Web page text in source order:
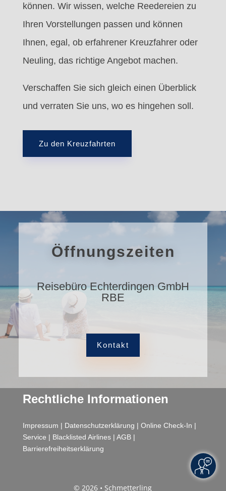
können. Wir wissen, welche Reedereien zu
Ihren Vorstellungen passen und können
Ihnen, egal, ob erfahrener Kreuzfahrer oder
Neuling, das richtige Angebot machen.
Verschaffen Sie sich gleich einen Überblick
und verraten Sie uns, wo es hingehen soll.
Zu den Kreuzfahrten
Öffnungszeiten
Reisebüro Echterdingen GmbH
RBE
Kontakt
Rechtliche Informationen
Impressum | Datenschutzerklärung | Online Check-In |
Service | Blacklisted Airlines| AGB|
Barrierefreiheitserklärung
© 2026 • Schmetterling